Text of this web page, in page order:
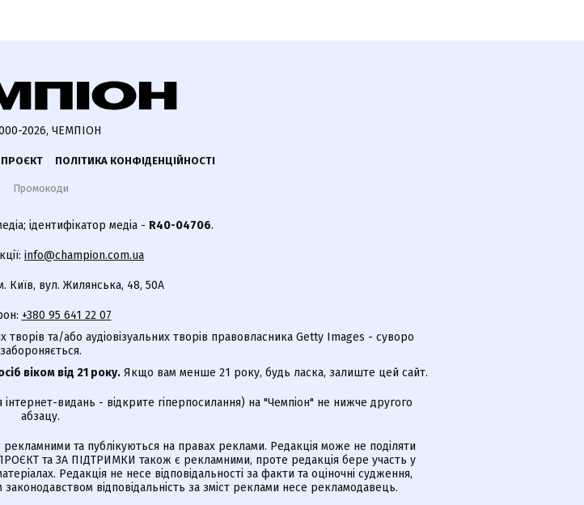
2026, ЧЕМПІОН
ПОЛІТИКА КОНФІДЕНЦІЙНОСТІ
Промокоди
ідентифікатор медіа - R40-04706.
info@champion.com.ua
Київ, вул. Жилянська, 48, 50А
+380 95 641 22 07
та/або аудіовізуальних творів правовласника Getty Images - суворо
забороняється.
віком від 21 року. Якщо вам менше 21 року, будь ласка, залиште цей сайт.
видань - відкрите гіперпосилання) на "Чемпіон" не нижче другого
абзацу.
та публікуються на правах реклами. Редакція може не поділяти
та ЗА ПІДТРИМКИ також є рекламними, проте редакція бере участь у
Редакція не несе відповідальності за факти та оціночні судження,
відповідальність за зміст реклами несе рекламодавець.